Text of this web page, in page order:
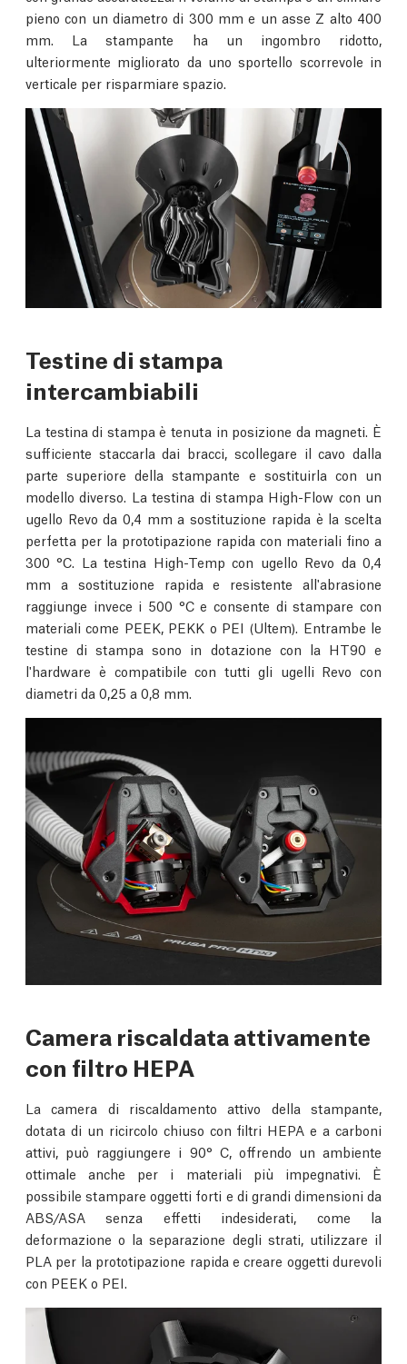
pieno con un diametro di 300 mm e un asse Z alto 400
mm. La stampante ha un ingombro ridotto,
ulteriormente migliorato da uno sportello scorrevole in
verticale per risparmiare spazio.
Testine di stampa
intercambiabili
La testina di stampa è tenuta in posizione da magneti. È
sufficiente staccarla dai bracci, scollegare il cavo dalla
parte superiore della stampante e sostituirla con un
modello diverso. La testina di stampa High-Flow con un
ugello Revo da 0,4 mm a sostituzione rapida è la scelta
perfetta per la prototipazione rapida con materiali fino a
300 °C. La testina High-Temp con ugello Revo da 0,4
mm a sostituzione rapida e resistente all'abrasione
raggiunge invece i 500 °C e consente di stampare con
materiali come PEEK, PEKK o PEI (Ultem). Entrambe le
testine di stampa sono in dotazione con la HT90 e
l'hardware è compatibile con tutti gli ugelli Revo con
diametri da 0,25 a 0,8 mm.
Camera riscaldata attivamente
con filtro HEPA
La camera di riscaldamento attivo della stampante,
dotata di un ricircolo chiuso con filtri HEPA e a carboni
attivi, può raggiungere i 90° C, offrendo un ambiente
ottimale anche per i materiali più impegnativi. È
possibile stampare oggetti forti e di grandi dimensioni da
ABS/ASA senza effetti indesiderati, come la
deformazione o la separazione degli strati, utilizzare il
PLA per la prototipazione rapida e creare oggetti durevoli
con PEEK o PEI.